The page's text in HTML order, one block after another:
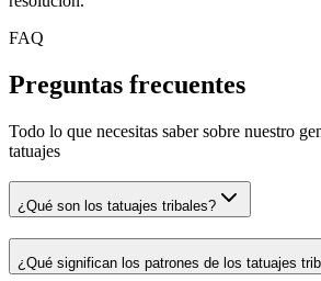
FAQ
Preguntas frecuentes
Todo lo que necesitas saber sobre nuestro
tatuajes
¿Qué son los tatuajes tribales?
¿Qué significan los patrones de los tatuajes